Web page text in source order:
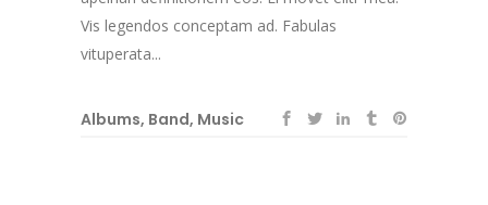
Vis legendos conceptam ad. Fabulas
vituperata...
Albums, Band, Music